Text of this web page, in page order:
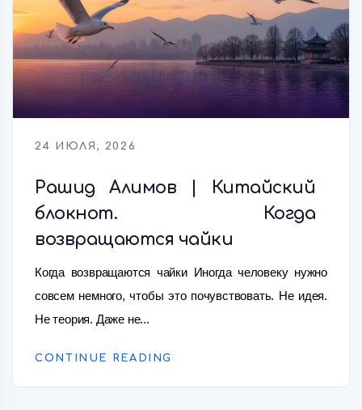
24 ИЮЛЯ, 2026
Рашид Алимов | Китайский
блокнот. Когда
возвращаются чайки
Когда возвращаются чайки Иногда человеку нужно
совсем немного, чтобы это почувствовать. Не идея.
Не теория. Даже не...
CONTINUE READING